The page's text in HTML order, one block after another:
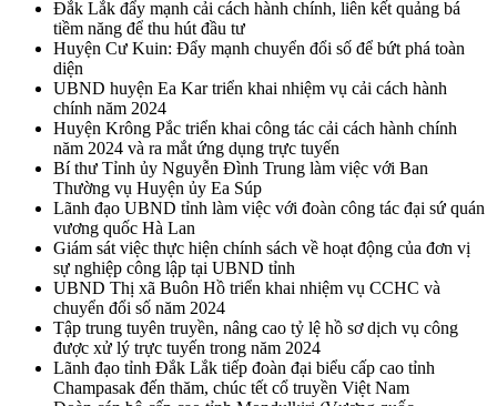
Đắk Lắk đẩy mạnh cải cách hành chính, liên kết quảng bá
tiềm năng để thu hút đầu tư
Huyện Cư Kuin: Đẩy mạnh chuyển đổi số để bứt phá toàn
diện
UBND huyện Ea Kar triển khai nhiệm vụ cải cách hành
chính năm 2024
Huyện Krông Pắc triển khai công tác cải cách hành chính
năm 2024 và ra mắt ứng dụng trực tuyến
Bí thư Tỉnh ủy Nguyễn Đình Trung làm việc với Ban
Thường vụ Huyện ủy Ea Súp
Lãnh đạo UBND tỉnh làm việc với đoàn công tác đại sứ quán
vương quốc Hà Lan
Giám sát việc thực hiện chính sách về hoạt động của đơn vị
sự nghiệp công lập tại UBND tỉnh
UBND Thị xã Buôn Hồ triển khai nhiệm vụ CCHC và
chuyển đổi số năm 2024
Tập trung tuyên truyền, nâng cao tỷ lệ hồ sơ dịch vụ công
được xử lý trực tuyến trong năm 2024
Lãnh đạo tỉnh Đắk Lắk tiếp đoàn đại biểu cấp cao tỉnh
Champasak đến thăm, chúc tết cổ truyền Việt Nam